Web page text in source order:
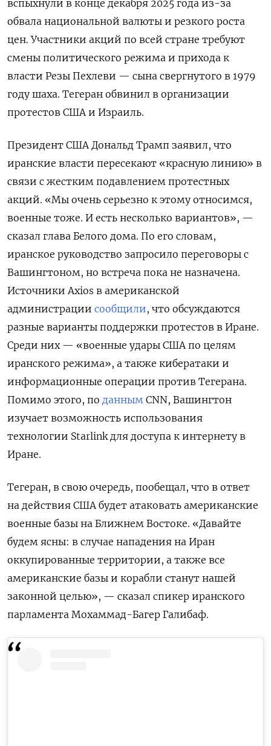
вспыхнули в конце декабря 2025 года из-за
обвала национальной валюты и резкого роста
цен. Участники акций по всей стране требуют
смены политического режима и прихода к
власти Резы Пехлеви — сына свергнутого в 1979
году шаха. Тегеран обвинил в организации
протестов США и Израиль.
Президент США Дональд Трамп заявил, что
иранские власти пересекают «красную линию» в
связи с жестким подавлением протестных
акций. «Мы очень серьезно к этому относимся,
военные тоже. И есть несколько вариантов», —
сказал глава Белого дома. По его словам,
иранское руководство запросило переговоры с
Вашингтоном, но встреча пока не назначена.
Источники Axios в американской
администрации сообщили, что обсуждаются
разные варианты поддержки протестов в Иране.
Среди них — «военные удары США по целям
иранского режима», а также кибератаки и
информационные операции против Тегерана.
Помимо этого, по данным CNN, Вашингтон
изучает возможность использования
технологии Starlink для доступа к интернету в
Иране.
Тегеран, в свою очередь, пообещал, что в ответ
на действия США будет атаковать американские
военные базы на Ближнем Востоке. «Давайте
будем ясны: в случае нападения на Иран
оккупированные территории, а также все
американские базы и корабли станут нашей
законной целью», — сказал спикер иранского
парламента Мохаммад-Багер Галибаф.